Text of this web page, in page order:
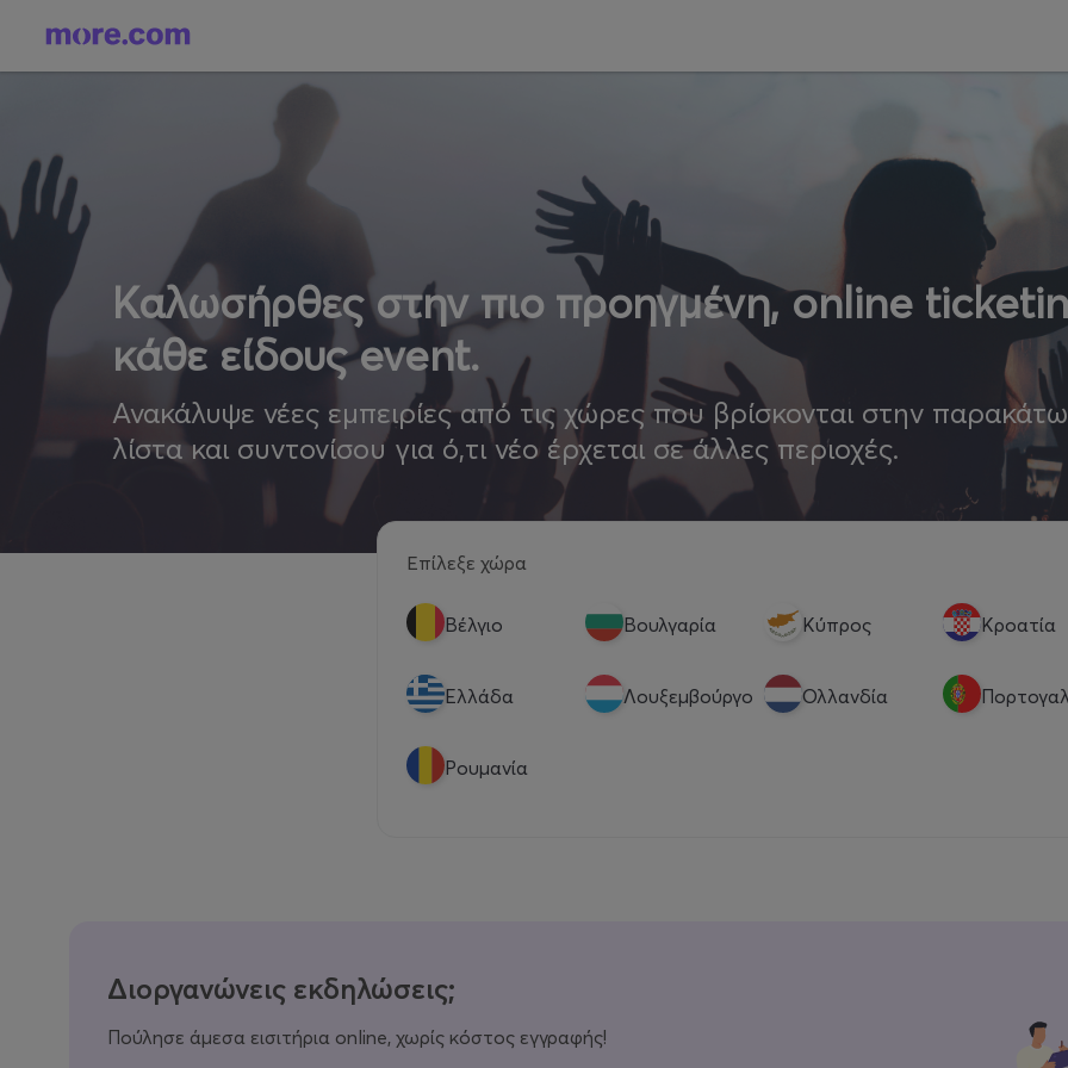
Καλωσήρθες στην πιο προηγμένη, online
κάθε είδους event.
Ανακάλυψε νέες εμπειρίες από τις χώρες που βρίσκονται στην παρακάτω
λίστα και συντονίσου για ό,τι νέο έρχεται σε άλλες περιοχές.
Επίλεξε χώρα
Βέλγιο Βουλγαρία Κύπρος Κροατία
Eλλάδα Λουξεμβούργο Ολλανδία
Ρουμανία
Διοργανώνεις εκδηλώσεις;
Πούλησε άμεσα εισιτήρια online, χωρίς κόστος εγγραφής!